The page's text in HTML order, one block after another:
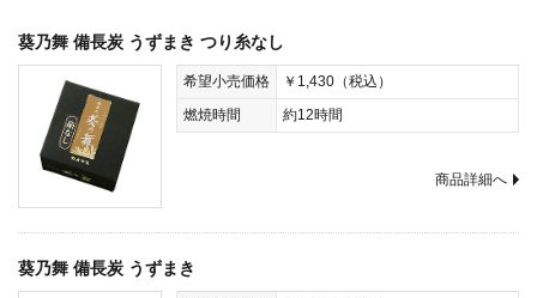
葵乃舞 備長炭 うずまき つり糸なし
希望小売価格
￥1,430（税込）
燃焼時間
約12時間
商品詳細へ
葵乃舞 備長炭 うずまき